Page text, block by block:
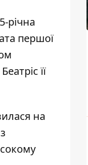
річна
першої
її
на